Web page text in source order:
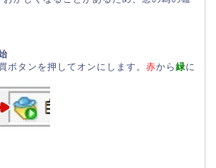
ボタンを押してオンにします。 赤から 緑に